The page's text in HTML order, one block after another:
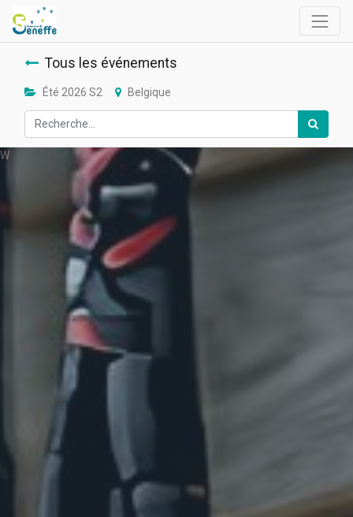
Tous les événements
Été 2026 S2 Belgique
W